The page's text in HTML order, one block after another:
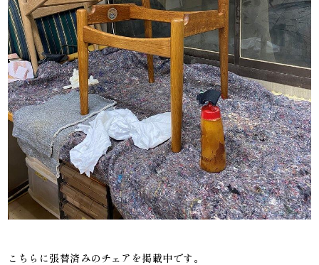
こちらに張替済みのチェアを掲載中です。